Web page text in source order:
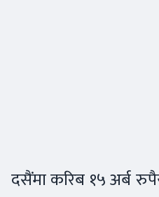
दसैंमा करिब १५ अर्ब